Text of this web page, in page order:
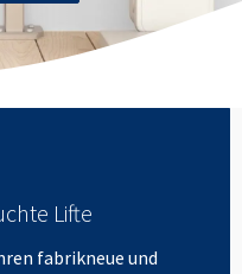
Lifte
fabrikneue und